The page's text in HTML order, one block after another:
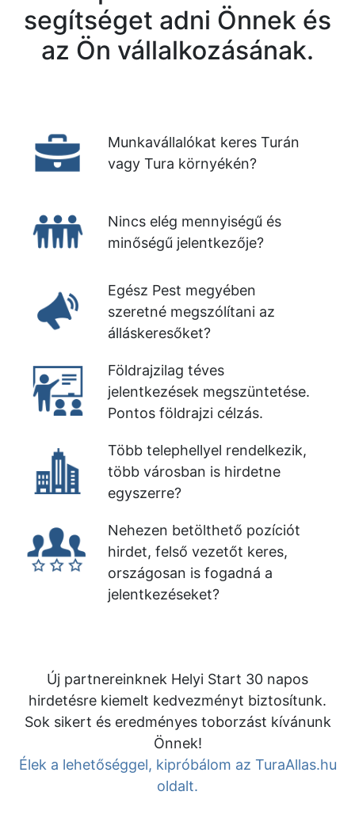
segítséget adni Önnek és
az Ön vállalkozásának.
Munkavállalókat keres Turán
vagy Tura környékén?
Nincs elég mennyiségű és
minőségű jelentkezője?
Egész Pest megyében
szeretné megszólítani az
álláskeresőket?
Földrajzilag téves
jelentkezések megszüntetése.
Pontos földrajzi célzás.
Több telephellyel rendelkezik,
több városban is hirdetne
egyszerre?
Nehezen betölthető pozíciót
hirdet, felső vezetőt keres,
országosan is fogadná a
jelentkezéseket?
Új partnereinknek Helyi Start 30 napos
hirdetésre kiemelt kedvezményt biztosítunk.
Sok sikert és eredményes toborzást kívánunk
Önnek!
Élek a lehetőséggel, kipróbálom az TuraAllas.hu
oldalt.